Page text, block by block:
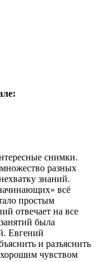
снимки.
разных
знаний.
всё
простым
отвечает на все
была
Евгений
и разъяснить
чувством